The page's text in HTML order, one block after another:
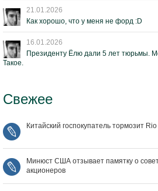
21.01.2026
Как хорошо, что у меня не форд :D
16.01.2026
Президенту Ёлю дали 5 лет тюрьмы.
Такое.
Свежее
Китайский госпокупатель тормозит
Минюст США отзывает памятку о
акционеров